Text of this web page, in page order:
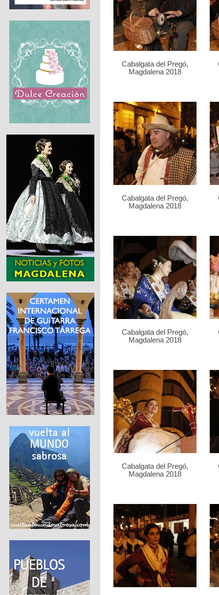
Cabalgata del Pregó,
Magdalena 2018
Cabalgata del Pregó,
Magdalena 2018
Cabalgata del Pregó,
Magdalena 2018
Cabalgata del Pregó,
Magdalena 2018